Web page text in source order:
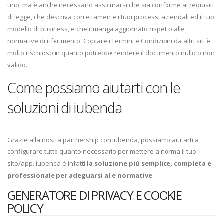
uno, ma è anche necessario assicurarsi che sia conforme ai requisiti
di legge, che descriva correttamente i tuoi processi aziendali ed il tuo
modello di business, e che rimanga aggiornato rispetto alle
normative di riferimento. Copiare i Termini e Condizioni da altri siti è
molto rischioso in quanto potrebbe rendere il documento nullo o non
valido.
Come possiamo aiutarti con le
soluzioni di iubenda
Grazie alla nostra partnership con iubenda, possiamo aiutarti a
configurare tutto quanto necessario per mettere a norma il tuo
sito/app. iubenda è infatti la soluzione più semplice, completa e
professionale per adeguarsi alle normative.
GENERATORE DI PRIVACY E COOKIE
POLICY